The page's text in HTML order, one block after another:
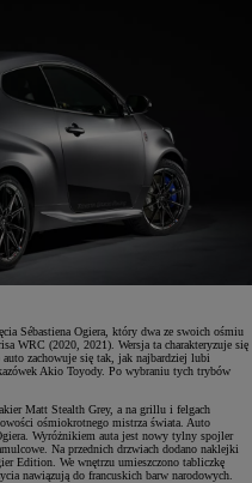
Sébastiena Ogiera, który dwa ze swoich ośmiu
WRC (2020, 2021). Wersja ta charakteryzuje się
zachowuje się tak, jak najbardziej lubi
Akio Toyody. Po wybraniu tych trybów
Matt Stealth Grey, a na grillu i felgach
ośmiokrotnego mistrza świata. Auto
Wyróżnikiem auta jest nowy tylny spojler
Na przednich drzwiach dodano naklejki
Edition. We wnętrzu umieszczono tabliczkę
nawiązują do francuskich barw narodowych.